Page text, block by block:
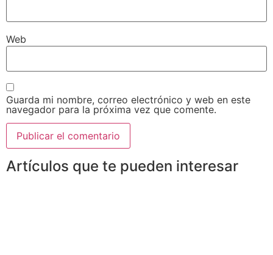
Web
Guarda mi nombre, correo electrónico y web en este
navegador para la próxima vez que comente.
Artículos que te pueden interesar